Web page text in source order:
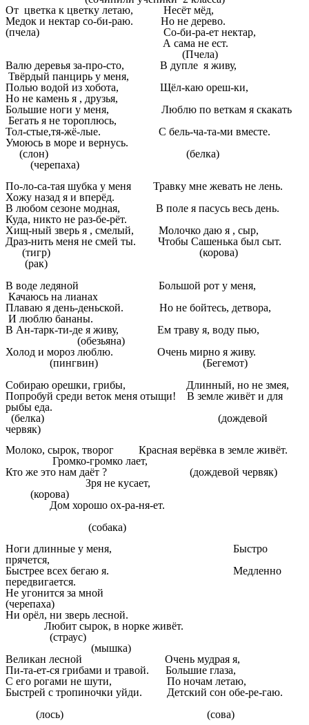
От цветка к цветку летаю, Несёт мёд,
Медок и нектар со-би-раю. Но не дерево.
(пчела) Со-би-ра-ет нектар,
А сама не ест.
(Пчела)
Валю деревья за-про-сто, В дупле я живу,
Твёрдый панцирь у меня,
Полью водой из хобота, Щёл-каю ореш-ки,
Но не камень я , друзья,
Большие ноги у меня, Люблю по веткам я скакать
Бегать я не тороплюсь,
Тол-стые,тя-жё-лые. С бель-ча-та-ми вместе.
Умоюсь в море и вернусь.
(слон) (белка)
(черепаха)
По-ло-са-тая шубка у меня Травку мне жевать не лень.
Хожу назад я и вперёд.
В любом сезоне модная, В поле я пасусь весь день.
Куда, никто не раз-бе-рёт.
Хищ-ный зверь я , смелый, Молочко даю я , сыр,
Драз-нить меня не смей ты. Чтобы Сашенька был сыт.
(тигр) (корова)
(рак)
В воде ледяной Большой рот у меня,
Качаюсь на лианах
Плаваю я день-деньской. Но не бойтесь, детвора,
И люблю бананы.
В Ан-тарк-ти-де я живу, Ем траву я, воду пью,
(обезьяна)
Холод и мороз люблю. Очень мирно я живу.
(пингвин) (Бегемот)
Собираю орешки, грибы, Длинный, но не змея,
Попробуй среди веток меня отыщи! В земле живёт и для
рыбы еда.
(белка) (дождевой
червяк)
Молоко, сырок, творог Красная верёвка в земле живёт.
Громко-громко лает,
Кто же это нам даёт ? (дождевой червяк)
Зря не кусает,
(корова)
Дом хорошо ох-ра-ня-ет.
(собака)
Ноги длинные у меня, Быстро
прячется,
Быстрее всех бегаю я. Медленно
передвигается.
Не угонится за мной
(черепаха)
Ни орёл, ни зверь лесной.
Любит сырок, в норке живёт.
(страус)
(мышка)
Великан лесной Очень мудрая я,
Пи-та-ет-ся грибами и травой. Большие глаза,
С его рогами не шути, По ночам летаю,
Быстрей с тропиночки уйди. Детский сон обе-ре-гаю.
(лось) (сова)